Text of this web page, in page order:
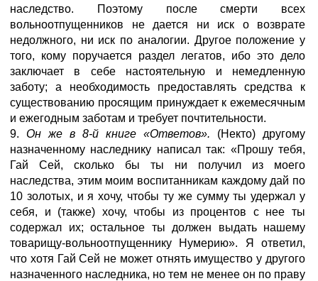
наследство. Поэтому после смерти всех
вольноотпущенников не дается ни иск о возврате
недолжного, ни иск по аналогии. Другое положение у
того, кому поручается раздел легатов, ибо это дело
заключает в себе настоятельную и немедленную
заботу; а необходимость предоставлять средства к
существованию просящим принуждает к ежемесячным
и ежегодным заботам и требует почтительности.
9. Он же в 8-й книге «Ответов». (Некто) другому
назначенному наследнику написал так: «Прошу тебя,
Гай Сей, сколько бы ты ни получил из моего
наследства, этим моим воспитанникам каждому дай по
10 золотых, и я хочу, чтобы ту же сумму ты удержал у
себя, и (также) хочу, чтобы из процентов с нее ты
содержал их; остальное ты должен выдать нашему
товарищу-вольноотпущеннику Нумерию». Я ответил,
что хотя Гай Сей не может отнять имущество у другого
назначенного наследника, но тем не менее он по праву